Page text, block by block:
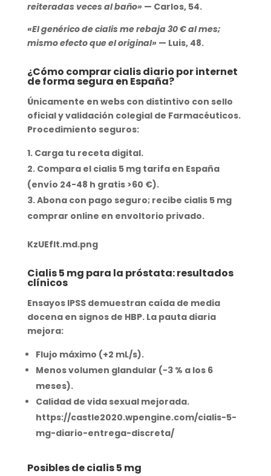
reiteradas veces al baño» — Carlos, 54.
«Elgenérico de cialis me rebaja 30 € al mes;
mismo efecto que el original» — Luis, 48.
¿Cómo comprar cialis diario por internet
de forma segura en España?
Únicamente en webs con distintivo con sello
oficial y validación colegial de Farmacéuticos.
Procedimiento seguros:
Carga tu receta digital.
Compara el cialis 5 mg tarifa en España
(envío 24-48 h gratis >60 €).
Abona con pago seguro; recibe cialis 5 mg
comprar online en envoltorio privado.
KzUEfIt.md.png
Cialis 5 mg para la próstata: resultados
clínicos
Ensayos IPSS demuestran caída de media
docena en signos de HBP. La pauta diaria
mejora:
Flujo máximo (+2 mL/s).
Menos volumen glandular (-3 % a los 6
meses).
Calidad de vida sexual mejorada.
https://castle2020.wpengine.com/cialis-5-
mg-diario-entrega-discreta/
Posibles de cialis 5 mg